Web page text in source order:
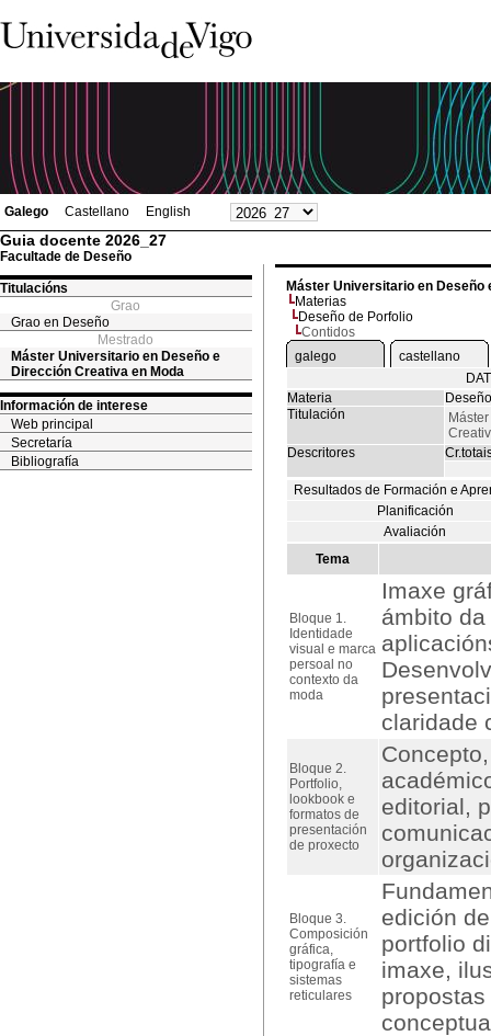
Galego Castellano English
Guia docente 2026_27
Facultade de Deseño
Titulacións
Grao
Grao en Deseño
Mestrado
Máster Universitario en Deseño e
Dirección Creativa en Moda
Información de interese
Web principal
Secretaría
Bibliografía
Máster Universitario en Deseño
Materias
Deseño de Porfolio
Contidos
galego
castellano
Materia
Titulación
Descritores
Resultados de Formación e
Planificación
Avaliación
Tema
Bloque 1.
Identidade
visual e marca
persoal no
contexto da
moda
Imaxe
ámbito
claridade
Bloque 2.
Portfolio,
lookbook e
formatos de
presentación
de proxecto
editorial,
Bloque 3.
Composición
gráfica,
tipografía e
sistemas
reticulares
edición
portfolio
imaxe,